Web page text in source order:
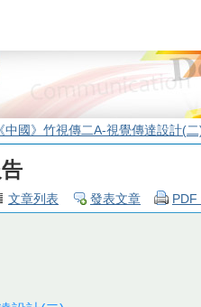
中國》竹視傳二A-視覺傳達設計(二
文章列表 發表文章 PDF